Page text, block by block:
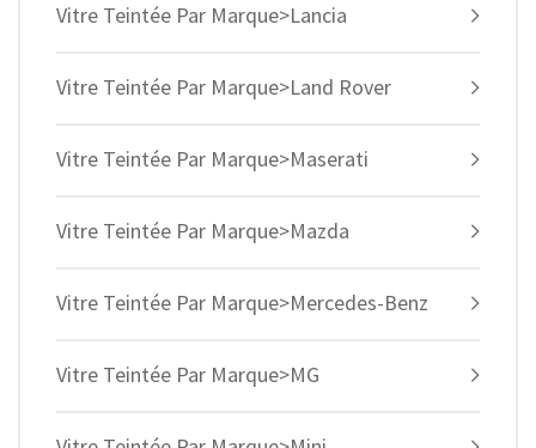
Vitre Teintée Par Marque>Lancia
Vitre Teintée Par Marque>Land Rover
Vitre Teintée Par Marque>Maserati
Vitre Teintée Par Marque>Mazda
Vitre Teintée Par Marque>Mercedes-Benz
Vitre Teintée Par Marque>MG